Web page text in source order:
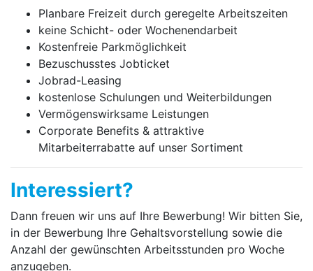
Planbare Freizeit durch geregelte Arbeitszeiten
keine Schicht- oder Wochenendarbeit
Kostenfreie Parkmöglichkeit
Bezuschusstes Jobticket
Jobrad-Leasing
kostenlose Schulungen und Weiterbildungen
Vermögenswirksame Leistungen
Corporate Benefits & attraktive
Mitarbeiterrabatte auf unser Sortiment
Interessiert?
Dann freuen wir uns auf Ihre Bewerbung! Wir bitten Sie,
in der Bewerbung Ihre Gehaltsvorstellung sowie die
Anzahl der gewünschten Arbeitsstunden pro Woche
anzugeben.